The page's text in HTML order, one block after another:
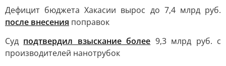
Дефицит бюджета Хакасии вырос до 7,4 млрд руб.
после внесения поправок
Суд подтвердил взыскание более 9,3 млрд руб. с
производителей нанотрубок